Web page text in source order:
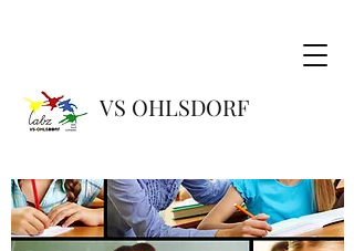
VS OHLSDORF